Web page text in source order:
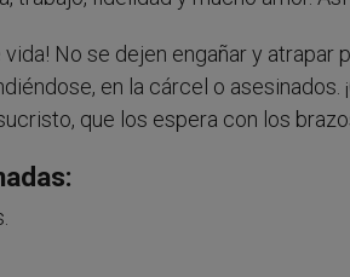
No se dejen engañar y
en la cárcel o asesinados.
que los espera con los